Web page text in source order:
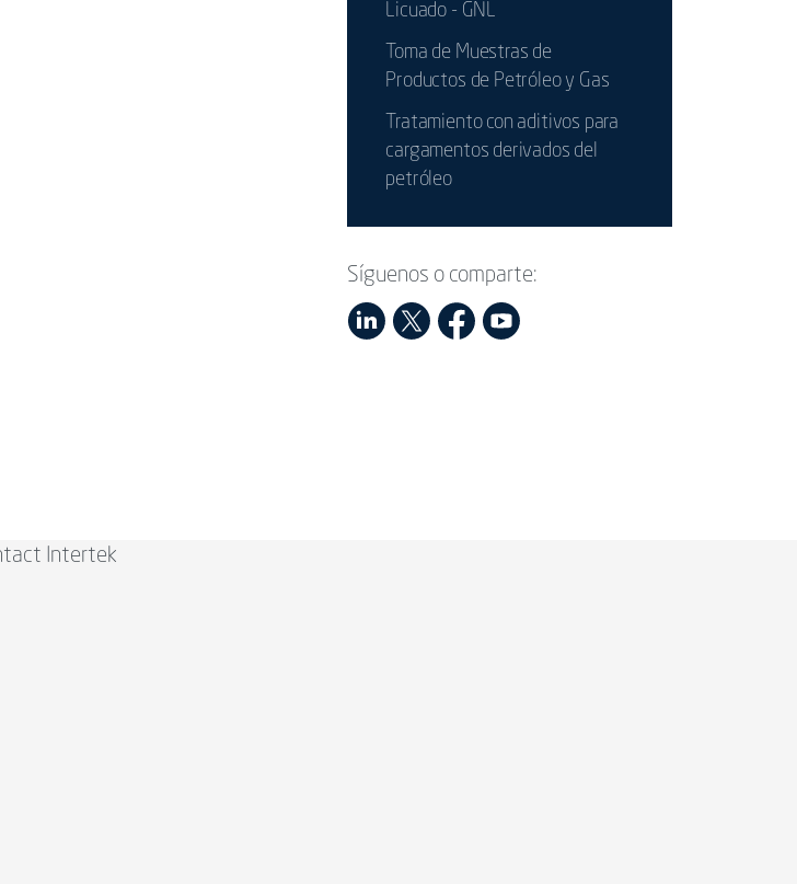
Licuado - GNL
Toma de Muestras de
Productos de Petróleo y Gas
Tratamiento con aditivos para
cargamentos derivados del
petróleo
Síguenos o comparte: